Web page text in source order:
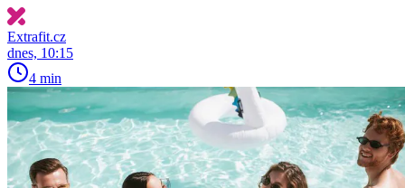
Extrafit.cz
dnes, 10:15
4 min